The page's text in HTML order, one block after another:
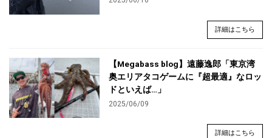
詳細はこちら
【Megabass blog】遠藤逸郎「東京湾
奥エリアタコゲームに『超最適』なロッ
ドといえば…」
2025/06/09
詳細はこちら